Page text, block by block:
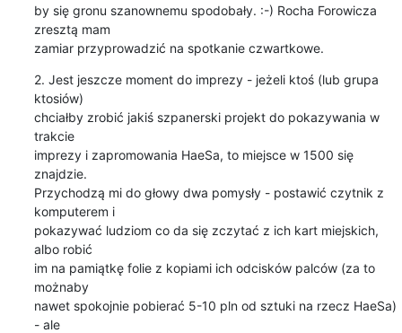
by się gronu szanownemu spodobały. :-) Rocha Forowicza
zresztą mam
zamiar przyprowadzić na spotkanie czwartkowe.
2. Jest jeszcze moment do imprezy - jeżeli ktoś (lub grupa
ktosiów)
chciałby zrobić jakiś szpanerski projekt do pokazywania w
trakcie
imprezy i zapromowania HaeSa, to miejsce w 1500 się
znajdzie.
Przychodzą mi do głowy dwa pomysły - postawić czytnik z
komputerem i
pokazywać ludziom co da się zczytać z ich kart miejskich,
albo robić
im na pamiątkę folie z kopiami ich odcisków palców (za to
możnaby
nawet spokojnie pobierać 5-10 pln od sztuki na rzecz HaeSa)
- ale